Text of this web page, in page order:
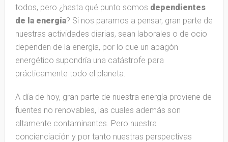
todos, pero ¿hasta qué punto somos dependientes
de la energía? Si nos paramos a pensar, gran parte de
nuestras actividades diarias, sean laborales o de ocio
dependen de la energía, por lo que un apagón
energético supondría una catástrofe para
prácticamente todo el planeta.
A día de hoy, gran parte de nuestra energía proviene de
fuentes no renovables, las cuales además son
altamente contaminantes. Pero nuestra
concienciación y por tanto nuestras perspectivas